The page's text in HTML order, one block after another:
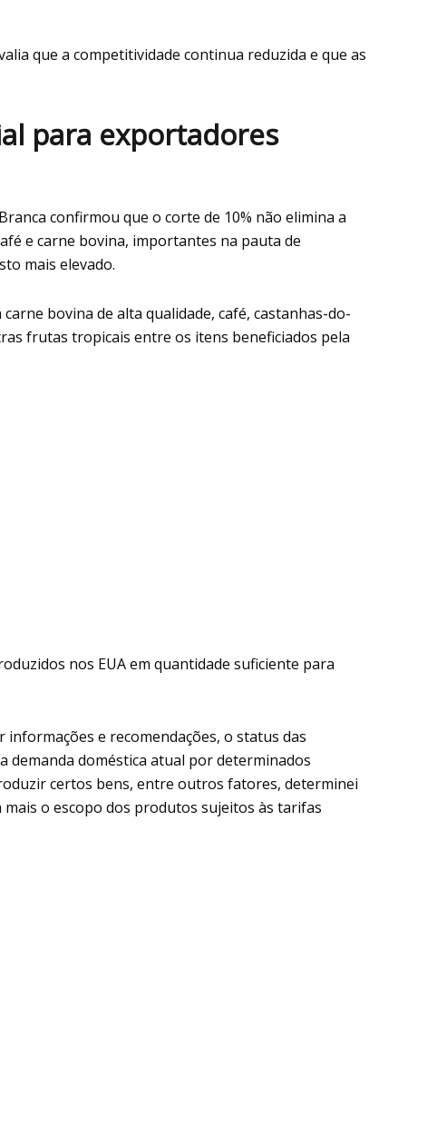
que a competitividade continua reduzida e que as
para exportadores
confirmou que o corte de 10% não elimina a
e carne bovina, importantes na pauta de
mais elevado.
bovina de alta qualidade, café, castanhas-do-
frutas tropicais entre os itens beneficiados pela
nos EUA em quantidade suficiente para
e recomendações, o status das
demanda doméstica atual por determinados
certos bens, entre outros fatores, determinei
o escopo dos produtos sujeitos às tarifas